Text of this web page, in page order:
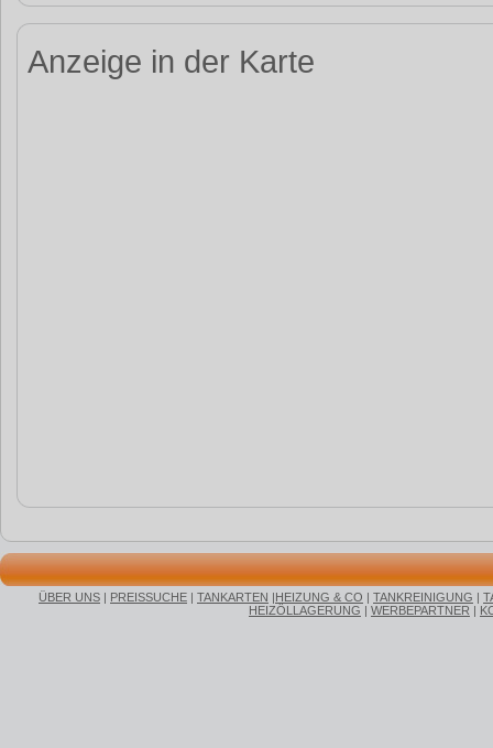
Anzeige in der Karte
ÜBER UNS | PREISSUCHE | TANKARTEN |HEIZUNG & CO | TANKREINIGUNG |
HEIZÖLLAGERUNG | WERBEPARTNER |